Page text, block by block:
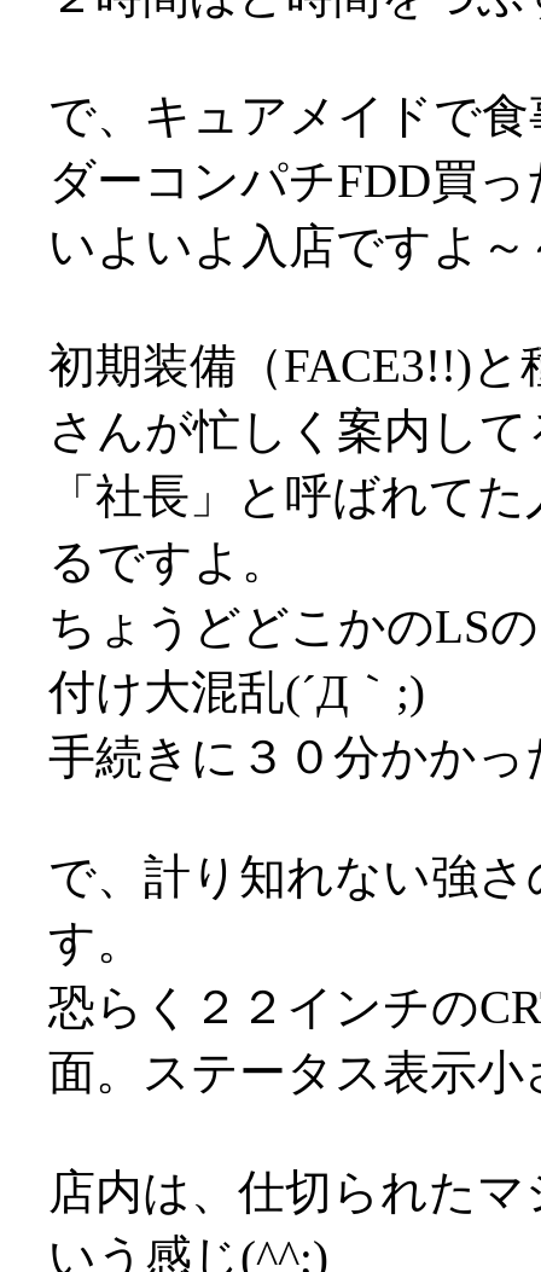
で、キュアメイドで
ダーコンパチFDD買
いよいよ入店ですよ～
初期装備（FACE3!!)
さんが忙しく案内して
「社長」と呼ばれて
るですよ。
ちょうどどこかのLS
付け大混乱(´Д｀;)
手続きに３０分かか
で、計り知れない強
す。
恐らく２２インチの
面。ステータス表示
店内は、仕切られた
いう感じ(^^;)